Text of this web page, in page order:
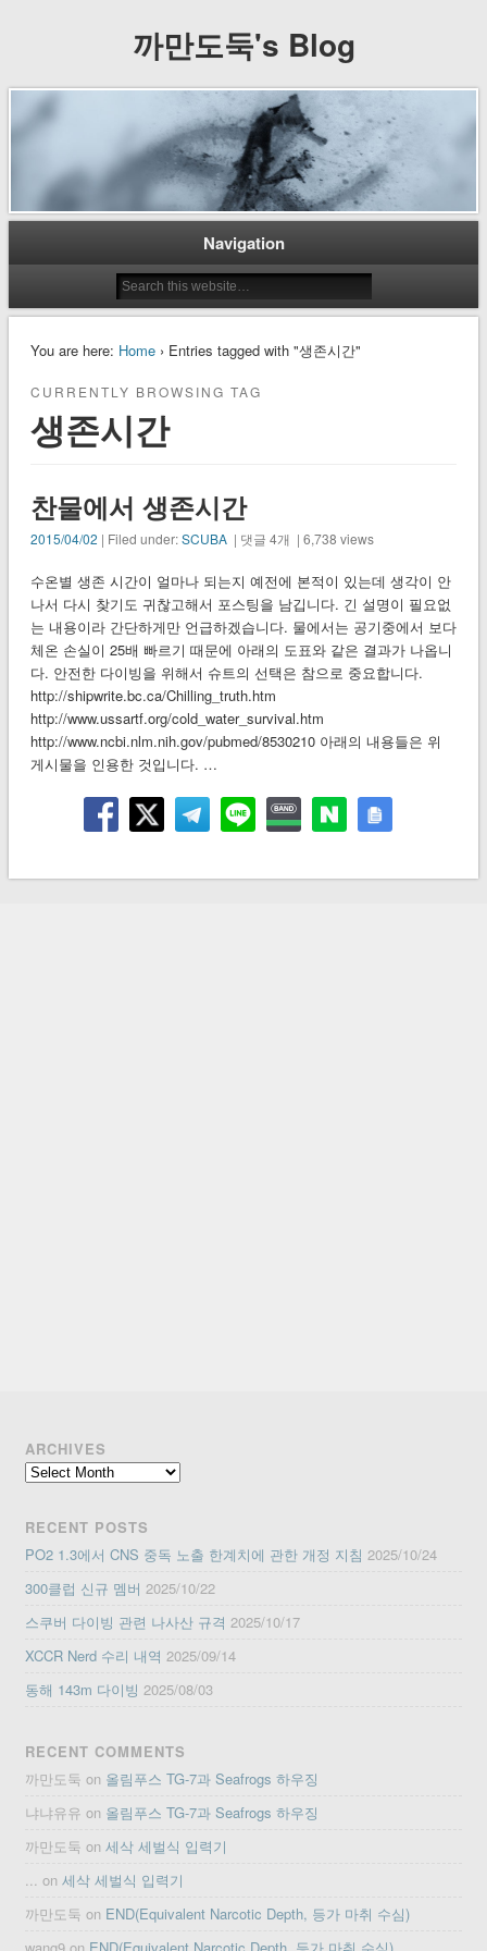
까만도둑's Blog
Navigation
You are here: Home› Entries tagged with "생존시간"
CURRENTLY BROWSING TAG
생존시간
찬물에서 생존시간
2015/04/02 | Filed under:SCUBA| 댓글 4개 | 6,738 views
수온별 생존 시간이 얼마나 되는지 예전에 본적이 있는데 생각이 안
나서 다시 찾기도 귀찮고해서 포스팅을 남깁니다. 긴 설명이 필요없
는 내용이라 간단하게만 언급하겠습니다. 물에서는 공기중에서 보다
체온 손실이 25배 빠르기 때문에 아래의 도표와 같은 결과가 나옵니
다. 안전한 다이빙을 위해서 슈트의 선택은 참으로 중요합니다.
http://shipwrite.bc.ca/Chilling_truth.htm
http://www.ussartf.org/cold_water_survival.htm
http://www.ncbi.nlm.nih.gov/pubmed/8530210 아래의 내용들은 위
게시물을 인용한 것입니다. …
ARCHIVES
Archives
RECENT POSTS
PO2 1.3에서 CNS 중독 노출 한계치에 관한 개정 지침 2025/10/24
300클럽 신규 멤버 2025/10/22
스쿠버 다이빙 관련 나사산 규격 2025/10/17
XCCR Nerd 수리 내역 2025/09/14
동해 143m 다이빙 2025/08/03
RECENT COMMENTS
까만도둑 on 올림푸스 TG-7과 Seafrogs 하우징
냐냐유유 on 올림푸스 TG-7과 Seafrogs 하우징
까만도둑 on세삭 세벌식 입력기
... on세삭 세벌식 입력기
까만도둑 on END(Equivalent Narcotic Depth, 등가 마취 수심)